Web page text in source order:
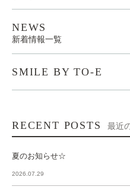
NEWS
新着情報一覧
SMILE BY TO-E
RECENT POSTS 最近
夏のお知らせ☆
2026.07.29